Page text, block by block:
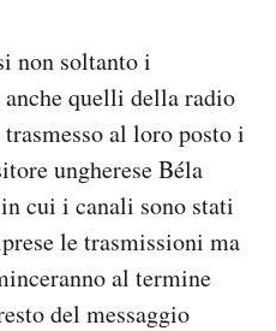
non soltanto i
quelli della radio
al loro posto i
ungherese Béla
cui i canali sono stati
le trasmissioni ma
al termine
del messaggio